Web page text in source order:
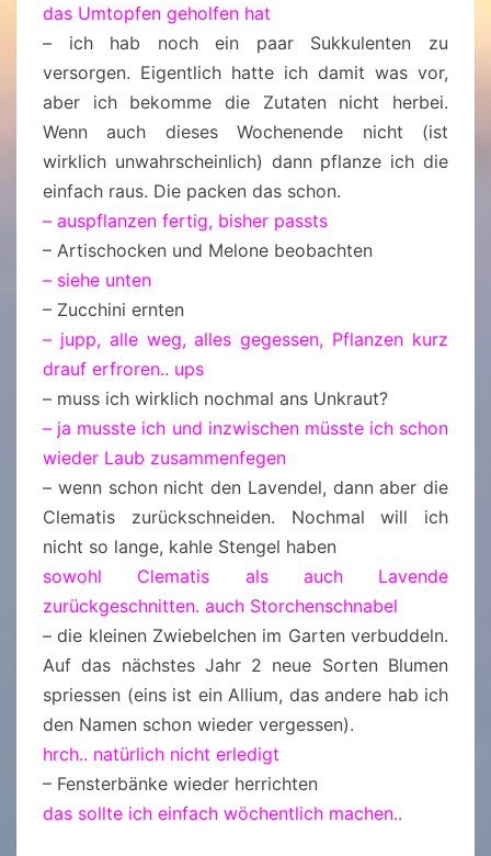
das Umtopfen geholfen hat
– ich hab noch ein paar Sukkulenten zu
versorgen. Eigentlich hatte ich damit was vor,
aber ich bekomme die Zutaten nicht herbei.
Wenn auch dieses Wochenende nicht (ist
wirklich unwahrscheinlich) dann pflanze ich die
einfach raus. Die packen das schon.
– auspflanzen fertig, bisher passts
– Artischocken und Melone beobachten
– siehe unten
– Zucchini ernten
– jupp, alle weg, alles gegessen, Pflanzen kurz
drauf erfroren.. ups
– muss ich wirklich nochmal ans Unkraut?
– ja musste ich und inzwischen müsste ich schon
wieder Laub zusammenfegen
– wenn schon nicht den Lavendel, dann aber die
Clematis zurückschneiden. Nochmal will ich
nicht so lange, kahle Stengel haben
sowohl Clematis als auch Lavende
zurückgeschnitten. auch Storchenschnabel
– die kleinen Zwiebelchen im Garten verbuddeln.
Auf das nächstes Jahr 2 neue Sorten Blumen
spriessen (eins ist ein Allium, das andere hab ich
den Namen schon wieder vergessen).
hrch.. natürlich nicht erledigt
– Fensterbänke wieder herrichten
das sollte ich einfach wöchentlich machen..